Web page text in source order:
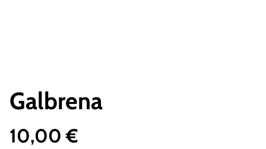
Galbrena
10,00 €